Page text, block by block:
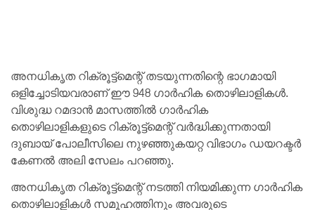
അനധികൃത റിക്രൂട്ട്‌മെന്റ് തടയുന്നതിന്റെ ഭാഗമായി
ഒളിച്ചോടിയവരാണ് ഈ 948 ഗാർഹിക തൊഴിലാളികൾ.
വിശുദ്ധ റമദാൻ മാസത്തിൽ ഗാർഹിക
തൊഴിലാളികളുടെ റിക്രൂട്ട്‌മെന്റ് വർദ്ധിക്കുന്നതായി
ദുബായ് പോലീസിലെ നുഴഞ്ഞുകയറ്റ വിഭാഗം ഡയറക്ടർ
കേണൽ അലി സേലം പറഞ്ഞു.
അനധികൃത റിക്രൂട്ട്‌മെന്റ് നടത്തി നിയമിക്കുന്ന ഗാർഹിക
തൊഴിലാളികൾ സമൂഹത്തിനും അവരുടെ